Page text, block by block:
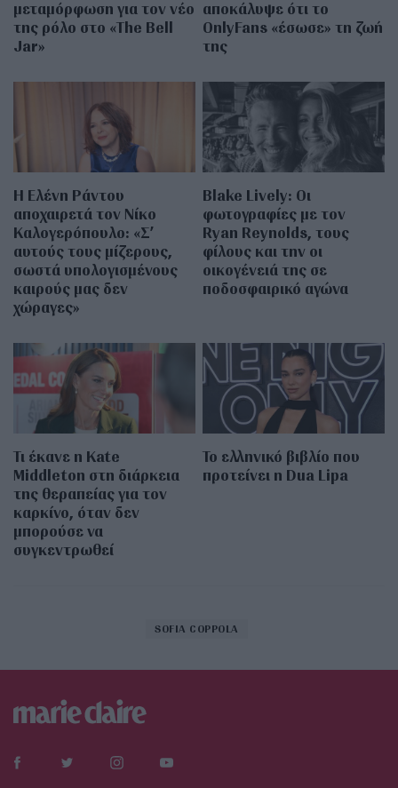
μεταμόρφωση για τον νέο
της ρόλο στο «The Bell
Jar»
αποκάλυψε ότι το
OnlyFans «έσωσε» τη ζωή
της
Η Ελένη Ράντου
αποχαιρετά τον Νίκο
Καλογερόπουλο: «Σ’
αυτούς τους μίζερους,
σωστά υπολογισμένους
καιρούς μας δεν
χώραγες»
Blake Lively: Οι
φωτογραφίες με τον
Ryan Reynolds, τους
φίλους και την οι
οικογένειά της σε
ποδοσφαιρικό αγώνα
Τι έκανε η Kate
Middleton στη διάρκεια
της θεραπείας για τον
καρκίνο, όταν δεν
μπορούσε να
συγκεντρωθεί
Το ελληνικό βιβλίο που
προτείνει η Dua Lipa
SOFIA COPPOLA